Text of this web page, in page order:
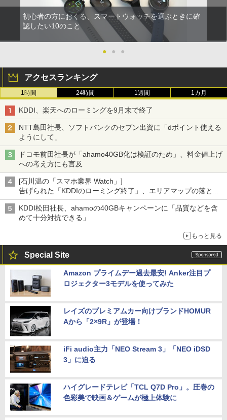
初心者の方におくる、スマートウォッチを選ぶときに確
認したい10のこと
● ● ●
アクセスランキング
1時間 24時間 1週間 1カ月
KDDI、楽天へのローミングを9月末で終了
NTT島田社長、ソフトバンクのセブン出資に「dポイント使える
ようにして」
ドコモ前田社長が「ahamo40GB化は検証のため」、料金値上げ
への考え方にも言及
[石川温の「スマホ業界 Watch」]
告げられた「KDDIのローミング終了」、エリアマップの落とし
穴と楽天モバイルの課題
KDDI松田社長、ahamoの40GBキャンペーンに「品質などを含
めて十分対抗できる」
もっと見る
Special Site
Amazon プライムデー過去最安! Anker注目プ
ロジェクター3モデルを使ってみた
レイズのプレミアムカー向けブランドHOMUR
Aから「2×9R」が登場！
iFi audio主力「NEO Stream 3」「NEO iDSD
3」に迫る
ハイグレードテレビ「TCL Q7D Pro」。圧巻の
色彩美で映画＆ゲームが極上体験に